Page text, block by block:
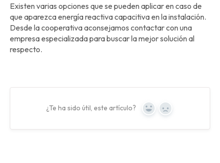
Existen varias opciones que se pueden aplicar en caso de
que aparezca energía reactiva capacitiva en la instalación.
Desde la cooperativa aconsejamos contactar con una
empresa especializada para buscar la mejor solución al
respecto.
¿Te ha sido útil, este artículo? Yes No